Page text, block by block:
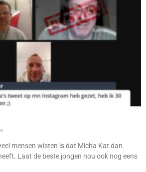
mensen wisten is dat Micha Kat dan
Laat de beste jongen nou ook nog eens